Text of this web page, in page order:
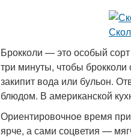
Брокколи — это особый
три минуты, чтобы брокколи
закипит вода или бульон.
блюдом. В американской
Ориентировочное время
ярче, а сами соцветия —